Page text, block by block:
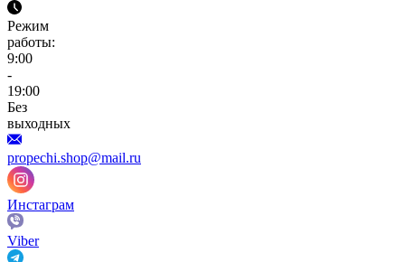
Режим
работы:
9:00
-
19:00
Без
выходных
propechi.shop@mail.ru
Инстаграм
Viber